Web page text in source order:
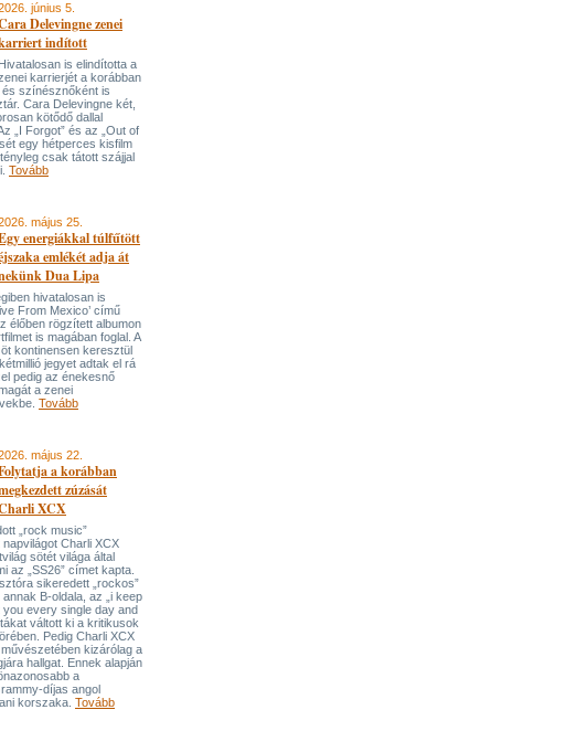
június 5.
Delevingne zenei
indított
Hivatalosan is elindította a
karrierjét a korábban
és színésznőként is
Cara Delevingne két,
kötődő dallal
„I Forgot” és az „Out of
egy hétperces kisfilm
csak tátott szájjal
Tovább
május 25.
energiákkal túlfűtött
emlékét adja át
Dua Lipa
hivatalosan is
From Mexico’ című
élőben rögzített albumon
is magában foglal. A
kontinensen keresztül
jegyet adtak el rá
pedig az énekesnő
a zenei
Tovább
május 22.
a korábban
zúzását
XCX
„rock music”
Charli XCX
sötét világa által
az „SS26” címet kapta.
sikeredett „rockos”
B-oldala, az „i keep
you every single day and
váltott ki a kritikusok
Pedig Charli XCX
kizárólag a
hallgat. Ennek alapján
a
díjas angol
korszaka. Tovább